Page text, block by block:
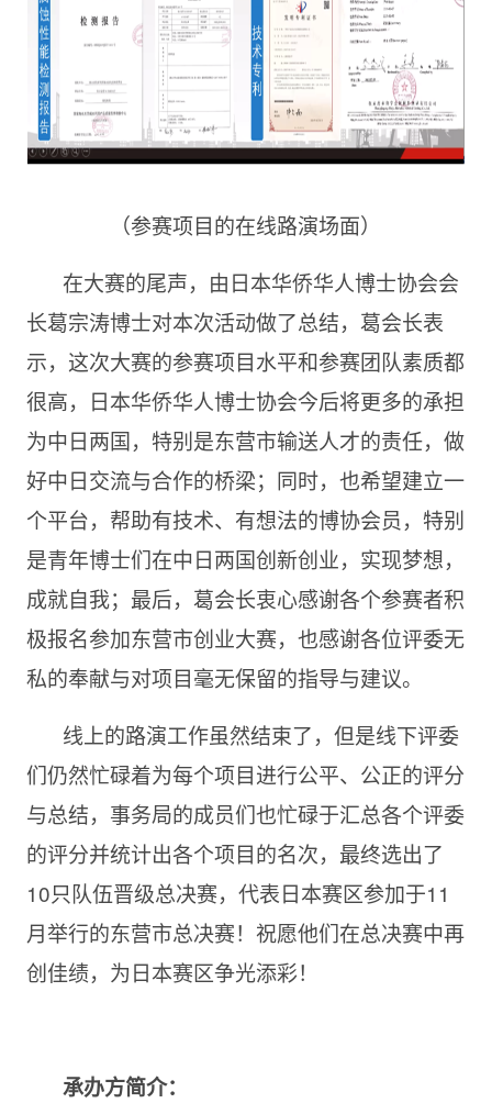
（参赛项目的在线路演场面）
在大赛的尾声，由日本华侨华人博士协会会
长葛宗涛博士对本次活动做了总结，葛会长表
示，这次大赛的参赛项目水平和参赛团队素质都
很高，日本华侨华人博士协会今后将更多的承担
为中日两国，特别是东营市输送人才的责任，做
好中日交流与合作的桥梁；同时，也希望建立一
个平台，帮助有技术、有想法的博协会员，特别
是青年博士们在中日两国创新创业，实现梦想，
成就自我；最后，葛会长衷心感谢各个参赛者积
极报名参加东营市创业大赛，也感谢各位评委无
私的奉献与对项目毫无保留的指导与建议。
线上的路演工作虽然结束了，但是线下评委
们仍然忙碌着为每个项目进行公平、公正的评分
与总结，事务局的成员们也忙碌于汇总各个评委
的评分并统计出各个项目的名次，最终选出了
10只队伍晋级总决赛，代表日本赛区参加于11
月举行的东营市总决赛！祝愿他们在总决赛中再
创佳绩，为日本赛区争光添彩！
承办方简介：